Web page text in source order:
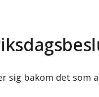
sig bakom det